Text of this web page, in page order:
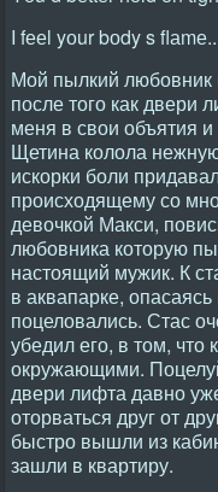
I fееl yоur bоdy s
Мой пылкий любовник
после того как двери
меня в свои объятия
Щетина колола
искорки боли
происходящему со
девочкой Макси,
любовника которую
настоящий мужик. К
в аквапарке,
поцеловались. Стас
убедил его, в том,
окружающими.
двери лифта давно
оторваться друг от
быстро вышли из
зашли в квартиру.